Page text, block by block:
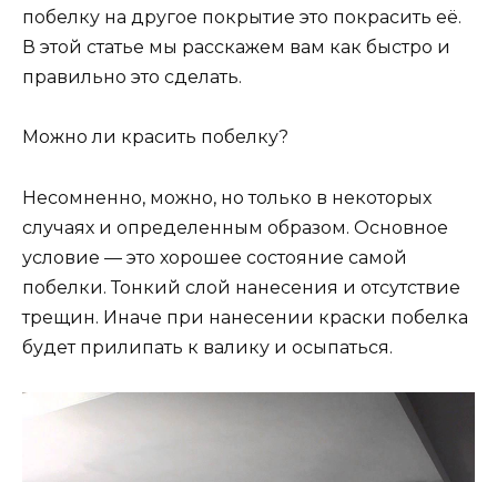
побелку на другое покрытие это покрасить её.
В этой статье мы расскажем вам как быстро и
правильно это сделать.
Можно ли красить побелку?
Несомненно, можно, но только в некоторых
случаях и определенным образом. Основное
условие — это хорошее состояние самой
побелки. Тонкий слой нанесения и отсутствие
трещин. Иначе при нанесении краски побелка
будет прилипать к валику и осыпаться.